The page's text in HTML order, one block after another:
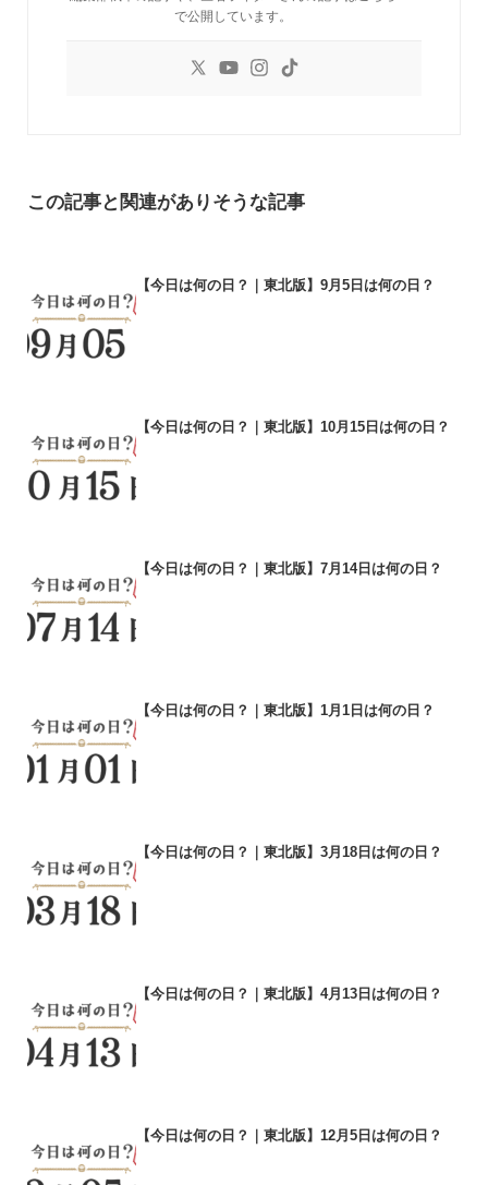
で公開しています。
この記事と関連がありそうな記事
【今日は何の日？｜東北版】9月5日は何の日？
【今日は何の日？｜東北版】10月15日は何の日？
【今日は何の日？｜東北版】7月14日は何の日？
【今日は何の日？｜東北版】1月1日は何の日？
【今日は何の日？｜東北版】3月18日は何の日？
【今日は何の日？｜東北版】4月13日は何の日？
【今日は何の日？｜東北版】12月5日は何の日？